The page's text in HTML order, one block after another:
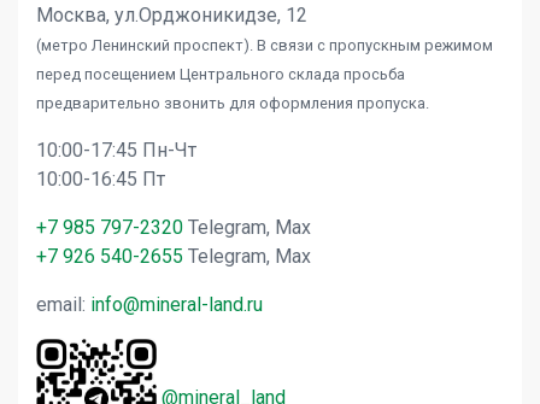
Москва, ул.Орджоникидзе, 12
(метро Ленинский проспект). В связи с пропускным режимом
перед посещением Центрального склада просьба
предварительно звонить для оформления пропуска.
10:00-17:45 Пн-Чт
10:00-16:45 Пт
+7 985 797-2320 Telegram, Max
+7 926 540-2655 Telegram, Max
email: info@mineral-land.ru
@mineral_land